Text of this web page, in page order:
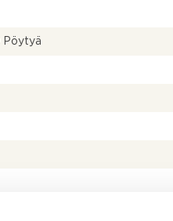
Pöytyä